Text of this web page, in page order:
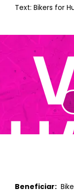
Text: Bikers for
Beneficiar: